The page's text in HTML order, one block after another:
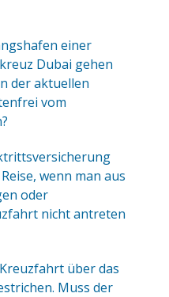
einer
Dubai gehen
der aktuellen
vom
wenn man aus
oder
nicht antreten
über das
Muss der